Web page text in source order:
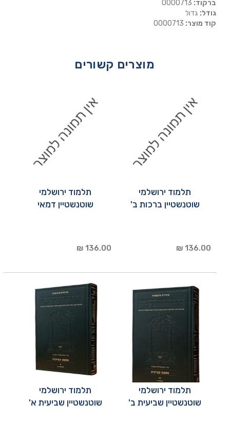
ברקוד:
גודל: גדול
קוד מוצר:
מוצרים קשורים
תלמוד ירושלמי
שוטנשטיין ברכות ב'
136.00 ₪
תלמוד ירושלמי
שוטנשטיין דמאי
136.00 ₪
תלמוד ירושלמי
שוטנשטיין שביעית ב'
תלמוד ירושלמי
שוטנשטיין שביעית א'